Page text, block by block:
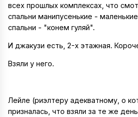
всех прошлых комплексах, что
спальни манипусенькие -
спальни - "конем гуляй".
И джакузи есть, 2-х этажная.
Взяли у него.
Лейле (риэлтеру адекватному, о
призналась, что взяли за те же